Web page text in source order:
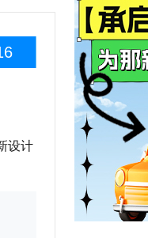
设计